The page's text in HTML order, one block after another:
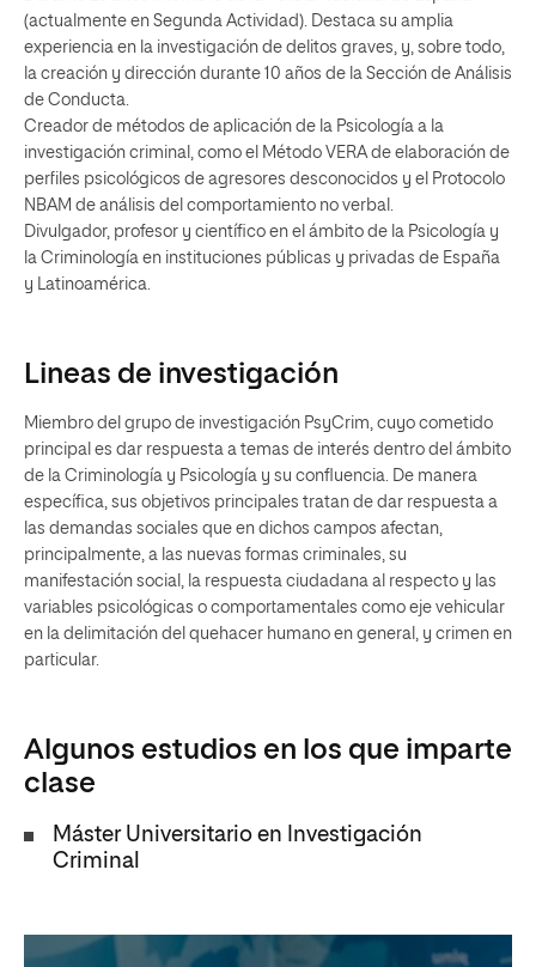
(actualmente en Segunda Actividad). Destaca su amplia
experiencia en la investigación de delitos graves, y, sobre todo,
la creación y dirección durante 10 años de la Sección de Análisis
de Conducta.
Creador de métodos de aplicación de la Psicología a la
investigación criminal, como el Método VERA de elaboración de
perfiles psicológicos de agresores desconocidos y el Protocolo
NBAM de análisis del comportamiento no verbal.
Divulgador, profesor y científico en el ámbito de la Psicología y
la Criminología en instituciones públicas y privadas de España
y Latinoamérica.
Lineas de investigación
Miembro del grupo de investigación PsyCrim, cuyo cometido
principal es dar respuesta a temas de interés dentro del ámbito
de la Criminología y Psicología y su confluencia. De manera
específica, sus objetivos principales tratan de dar respuesta a
las demandas sociales que en dichos campos afectan,
principalmente, a las nuevas formas criminales, su
manifestación social, la respuesta ciudadana al respecto y las
variables psicológicas o comportamentales como eje vehicular
en la delimitación del quehacer humano en general, y crimen en
particular.
Algunos estudios en los que imparte
clase
Máster Universitario en Investigación
Criminal